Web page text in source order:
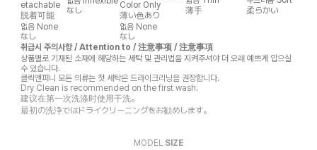
etachable
脱着可能
なし
Color Only
薄い色あり
薄手
柔らかい
없음 None
なし
없음 None
なし
취급시 주의사항 / Attention to / 注意事项 / 注意事項
상품별로 기재된 소재에 해당하는 세탁 및 관리법을 지켜주셔야 더 오래 예쁘게 입으실
수 있습니다.
클릭앤퍼니 모든 의류는 첫 세탁은 드라이크리닝을 권장합니다.
Dry Clean is recommended on the first wash.
建议在第一次洗涤时使用干洗。
最初の洗浄ではドライクリーニングをお勧めします。
MODEL SIZE